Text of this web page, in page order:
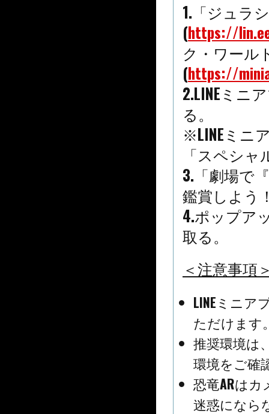
1.「ジュラ
(https://
ク・ワール
(https://
2.LINEミニ
る。
※LINEミニ
「スペシ
3.「劇場で
鑑賞しよう
4.ポップア
取る。
＜注意事項
LINEミニア
ただけます
推奨環境は
環境をご確
恐竜ARは
迷惑になら